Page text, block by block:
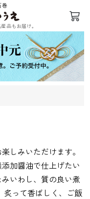
巻
品もお届け。
ログイン 会員登録
苔 その他海藻
しみいただけます。
加醤油で仕上げたい
いわし、質の良い煮
炙って香ばしく、ご飯